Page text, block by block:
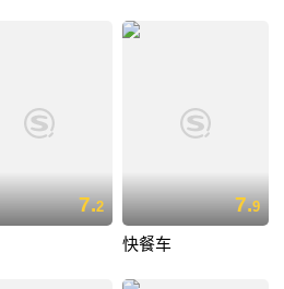
7.2 7.9
快餐车